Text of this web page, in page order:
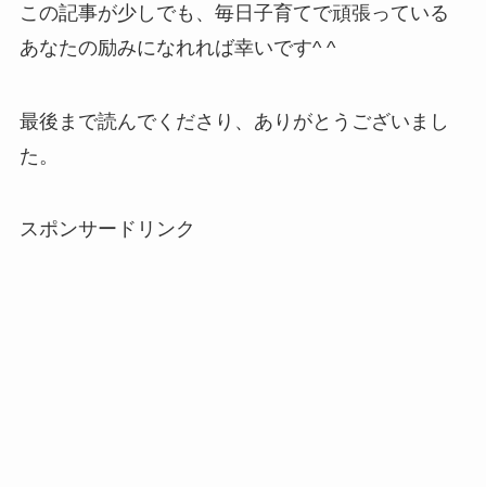
この記事が少しでも、毎日子育てで頑張っている
あなたの励みになれれば幸いです^ ^
最後まで読んでくださり、ありがとうございまし
た。
スポンサードリンク